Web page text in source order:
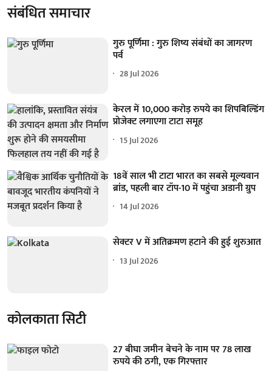
संबंधित समाचार
गुरु पूर्णिमा : गुरु शिष्य संबंधों का जागरण
पर्व
28 Jul 2026
केरल में 10,000 करोड़ रुपये का शिपबिल्डिंग
प्रोजेक्ट लगाएगा टाटा समूह
15 Jul 2026
18वें साल भी टाटा भारत का सबसे मूल्यवान
ब्रांड, पहली बार टॉप-10 में पहुंचा अडानी ग्रुप
14 Jul 2026
सेक्टर V में अतिक्रमण हटाने की हुई शुरुआत
13 Jul 2026
कोलकाता सिटी
27 बीघा जमीन बेचने के नाम पर 78 लाख
रुपये की ठगी, एक गिरफ्तार